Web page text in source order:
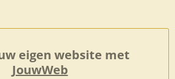
eigen website met
JouwWeb